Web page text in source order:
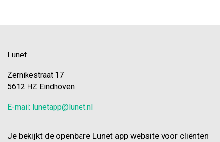
Lunet
Zernikestraat 17
5612 HZ Eindhoven
E-mail: lunetapp@lunet.nl
Je bekijkt de openbare Lunet app website voor cliënten